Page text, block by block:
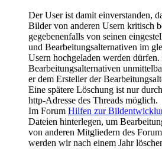
Der User ist damit einverstanden,
Bilder von anderen Usern kritisch
gegebenenfalls von seinen
und Bearbeitungsalternativen im
Usern hochgeladen werden dürfen.
Bearbeitungsalternativen
er dem Ersteller der
Eine spätere Löschung ist nur
http-Adresse des Threads möglich.
Im Forum Hilfen zur
Dateien hinterlegen, um
von anderen Mitgliedern des
werden wir nach einem Jahr